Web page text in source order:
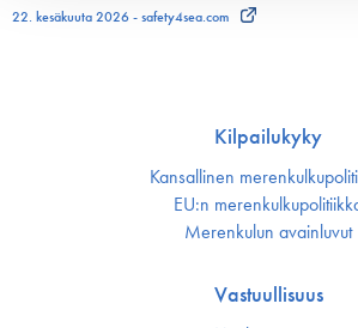
22. kesäkuuta 2026 - safety4sea.com
Kilpailukyky
Kansallinen
EU:n
Merenkulun avainluvut
Vastuullisuus